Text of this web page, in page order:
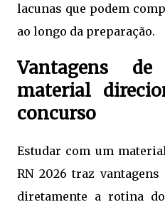
lacunas que podem
ao longo da preparação.
Vantagens
material
concurso
Estudar com um
RN 2026 traz
diretamente a rotina